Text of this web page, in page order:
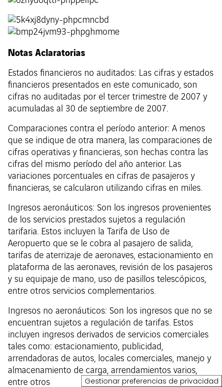
Notas Aclaratorias
Estados financieros no auditados: Las cifras y estados
financieros presentados en este comunicado, son
cifras no auditadas por el tercer trimestre de 2007 y
acumuladas al 30 de septiembre de 2007.
Comparaciones contra el período anterior: A menos
que se indique de otra manera, las comparaciones de
cifras operativas y financieras, son hechas contra las
cifras del mismo período del año anterior. Las
variaciones porcentuales en cifras de pasajeros y
financieras, se calcularon utilizando cifras en miles.
Ingresos aeronáuticos: Son los ingresos provenientes
de los servicios prestados sujetos a regulación
tarifaria. Estos incluyen la Tarifa de Uso de
Aeropuerto que se le cobra al pasajero de salida,
tarifas de aterrizaje de aeronaves, estacionamiento en
plataforma de las aeronaves, revisión de los pasajeros
y su equipaje de mano, uso de pasillos telescópicos,
entre otros servicios complementarios.
Ingresos no aeronáuticos: Son los ingresos que no se
encuentran sujetos a regulación de tarifas. Estos
incluyen ingresos derivados de servicios comerciales
tales como: estacionamiento, publicidad,
arrendadoras de autos, locales comerciales, manejo y
almacenamiento de carga, arrendamientos varios,
entre otros
Gestionar preferencias de privacidad